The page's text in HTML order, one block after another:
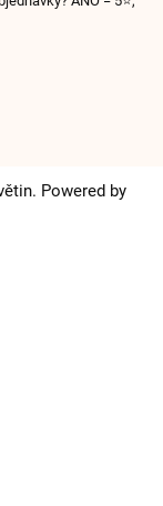
Powered by